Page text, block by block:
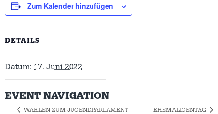
Zum Kalender hinzufügen
DETAILS
Datum: 17. Juni 2022
EVENT NAVIGATION
WAHLEN ZUM JUGENDPARLAMENT EHEMALIGENTAG